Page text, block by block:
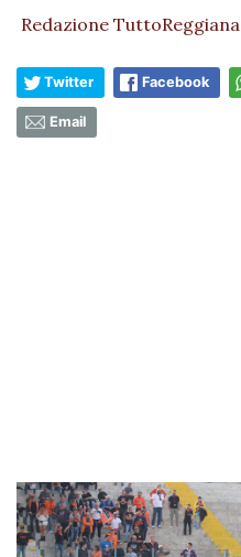
Redazione TuttoReggiana
Twitter Facebook
Email